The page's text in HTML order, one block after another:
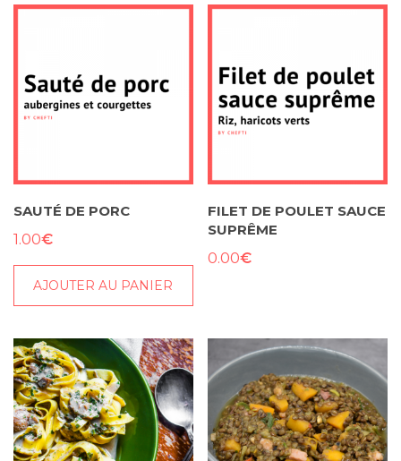
SAUTÉ DE PORC
1.00€
AJOUTER AU PANIER
FILET DE POULET SAUCE
SUPRÊME
0.00€